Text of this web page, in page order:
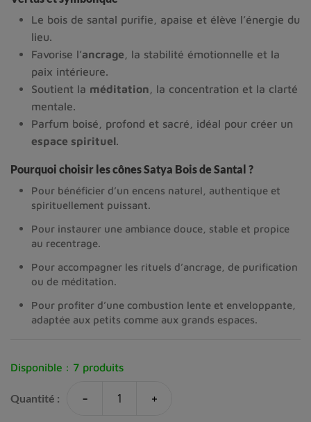
Le bois de santal purifie, apaise et élève l’énergie du
lieu.
Favorise l’ancrage , la stabilité émotionnelle et la
paix intérieure.
Soutient la méditation , la concentration et la clarté
mentale.
Parfum boisé, profond et sacré, idéal pour créer un
espace spirituel.
Pourquoi choisir les cônes Satya Bois de Santal ?
Pour bénéficier d’un encens naturel, authentique et
spirituellement puissant.
Pour instaurer une ambiance douce, stable et propice
au recentrage.
Pour accompagner les rituels d’ancrage, de purification
ou de méditation.
Pour profiter d’une combustion lente et enveloppante,
adaptée aux petits comme aux grands espaces.
Disponible : 7 produits
Quantité : - +